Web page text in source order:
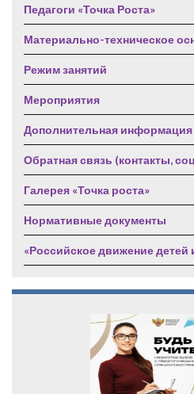
Педагоги «Точка Роста»
Материально-техническое
Режим занятий
Мероприятия
Дополнительная информация
Обратная связь (контакты,
Галерея «Точка роста»
Нормативные документы
«Российское движение